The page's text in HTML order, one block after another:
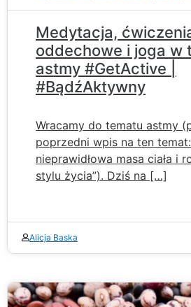
Medytacja,
oddechowe i joga w
astmy #GetActive |
#BądźAktywny
Wracamy do tematu astmy
poprzedni wpis na ten temat:
nieprawidłowa masa ciała i
stylu życia”). Dziś na […]
Alicja Baska